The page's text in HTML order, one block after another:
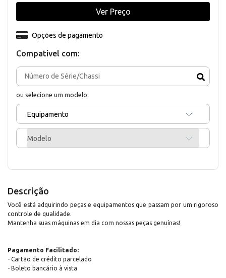
Compativel com:
ou selecione um modelo:
Equipamento
Modelo
Opções de pagamento
Ver Preço
Descrição
Você está adquirindo peças e equipamentos que passam por um rigoroso
controle de qualidade.
Mantenha suas máquinas em dia com nossas peças genuínas!
Pagamento Facilitado:
- Cartão de crédito parcelado
- Boleto bancário à vista